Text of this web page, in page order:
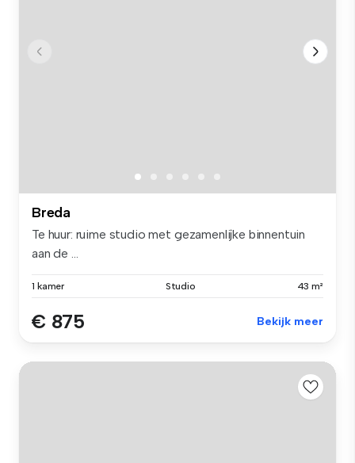
Breda
Te huur: ruime studio met gezamenlijke binnentuin
aan de ...
1 kamer Studio 43 m²
€ 875 Bekijk meer